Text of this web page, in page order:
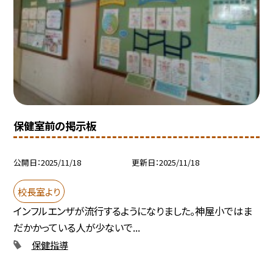
保健室前の掲示板
公開日 2025/11/18 更新日 2025/11/18
校長室より
インフルエンザが流行するようになりました。神屋小ではま
だかかっている人が少ないで...
保健指導